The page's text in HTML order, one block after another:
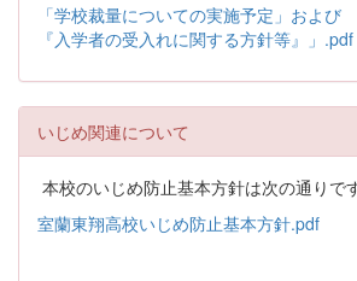
「学校裁量についての実施予定」およ
『入学者の受入れに関する方針等』」.pdf
いじめ関連について
本校のいじめ防止基本方針は次の通りです
室蘭東翔高校いじめ防止基本方針.pdf